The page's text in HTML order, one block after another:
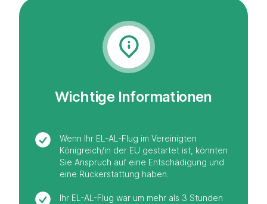
Wichtige Informationen
Wenn Ihr EL-AL-Flug im Vereinigten
Königreich/in der EU gestartet ist, könnten
Sie Anspruch auf eine Entschädigung und
eine Rückerstattung haben.
Ihr EL-AL-Flug war um mehr als 3 Stunden